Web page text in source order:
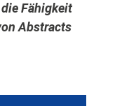
Fähigkeit
Abstracts